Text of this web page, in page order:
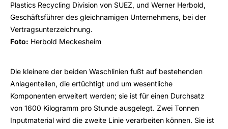
Plastics Recycling Division von SUEZ, und Werner Herbold,
Geschäftsführer des gleichnamigen Unternehmens, bei der
Vertragsunterzeichnung.
Foto: Herbold Meckesheim
Die kleinere der beiden Waschlinien fußt auf bestehenden
Anlagenteilen, die ertüchtigt und um wesentliche
Komponenten erweitert werden; sie ist für einen Durchsatz
von 1600 Kilogramm pro Stunde ausgelegt. Zwei Tonnen
Inputmaterial wird die zweite Linie verarbeiten können. Sie ist